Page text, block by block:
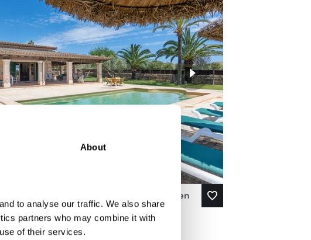
About
to analyse our traffic. We also share
partners who may combine it with
of their services.
Mehr sehen
MIT